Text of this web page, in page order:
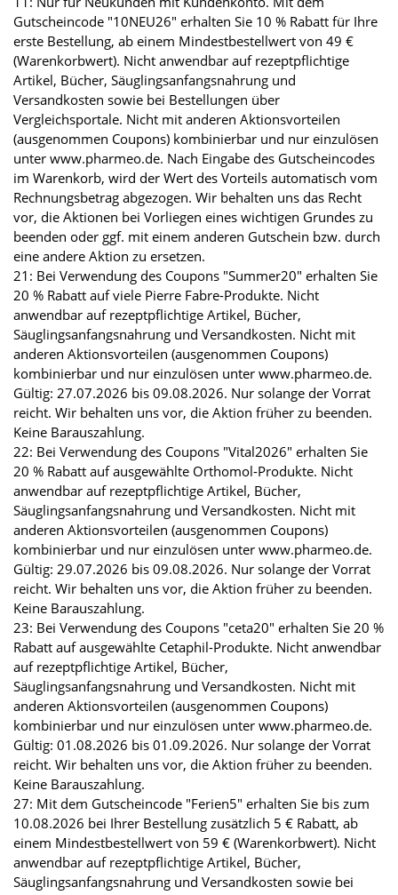
Gutscheincode "10NEU26" erhalten Sie 10 % Rabatt für Ihre
erste Bestellung, ab einem Mindestbestellwert von 49 €
(Warenkorbwert). Nicht anwendbar auf rezeptpflichtige
Artikel, Bücher, Säuglingsanfangsnahrung und
Versandkosten sowie bei Bestellungen über
Vergleichsportale. Nicht mit anderen Aktionsvorteilen
(ausgenommen Coupons) kombinierbar und nur einzulösen
unter www.pharmeo.de. Nach Eingabe des Gutscheincodes
im Warenkorb, wird der Wert des Vorteils automatisch vom
Rechnungsbetrag abgezogen. Wir behalten uns das Recht
vor, die Aktionen bei Vorliegen eines wichtigen Grundes zu
beenden oder ggf. mit einem anderen Gutschein bzw. durch
eine andere Aktion zu ersetzen.
21: Bei Verwendung des Coupons "Summer20" erhalten Sie
20 % Rabatt auf viele Pierre Fabre-Produkte. Nicht
anwendbar auf rezeptpflichtige Artikel, Bücher,
Säuglingsanfangsnahrung und Versandkosten. Nicht mit
anderen Aktionsvorteilen (ausgenommen Coupons)
kombinierbar und nur einzulösen unter www.pharmeo.de.
Gültig: 27.07.2026 bis 09.08.2026. Nur solange der Vorrat
reicht. Wir behalten uns vor, die Aktion früher zu beenden.
Keine Barauszahlung.
22: Bei Verwendung des Coupons "Vital2026" erhalten Sie
20 % Rabatt auf ausgewählte Orthomol-Produkte. Nicht
anwendbar auf rezeptpflichtige Artikel, Bücher,
Säuglingsanfangsnahrung und Versandkosten. Nicht mit
anderen Aktionsvorteilen (ausgenommen Coupons)
kombinierbar und nur einzulösen unter www.pharmeo.de.
Gültig: 29.07.2026 bis 09.08.2026. Nur solange der Vorrat
reicht. Wir behalten uns vor, die Aktion früher zu beenden.
Keine Barauszahlung.
23: Bei Verwendung des Coupons "ceta20" erhalten Sie 20 %
Rabatt auf ausgewählte Cetaphil-Produkte. Nicht anwendbar
auf rezeptpflichtige Artikel, Bücher,
Säuglingsanfangsnahrung und Versandkosten. Nicht mit
anderen Aktionsvorteilen (ausgenommen Coupons)
kombinierbar und nur einzulösen unter www.pharmeo.de.
Gültig: 01.08.2026 bis 01.09.2026. Nur solange der Vorrat
reicht. Wir behalten uns vor, die Aktion früher zu beenden.
Keine Barauszahlung.
27: Mit dem Gutscheincode "Ferien5" erhalten Sie bis zum
10.08.2026 bei Ihrer Bestellung zusätzlich 5 € Rabatt, ab
einem Mindestbestellwert von 59 € (Warenkorbwert). Nicht
anwendbar auf rezeptpflichtige Artikel, Bücher,
Säuglingsanfangsnahrung und Versandkosten sowie bei